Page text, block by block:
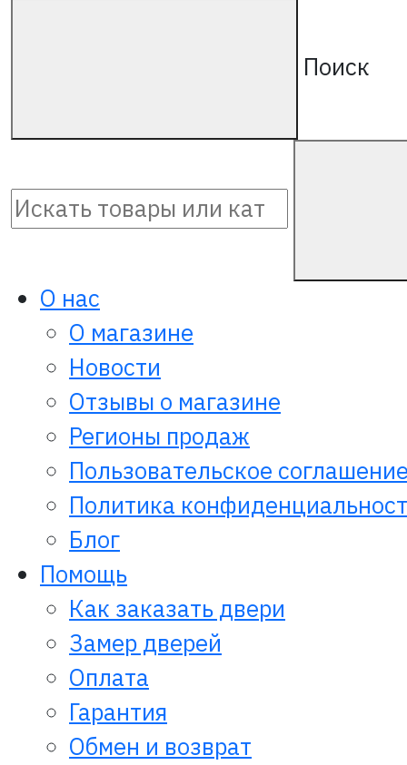
Поиск
О нас
О магазине
Новости
Отзывы о магазине
Регионы продаж
Пользовательское
Политика
Блог
Помощь
Как заказать двери
Замер дверей
Оплата
Гарантия
Обмен и возврат